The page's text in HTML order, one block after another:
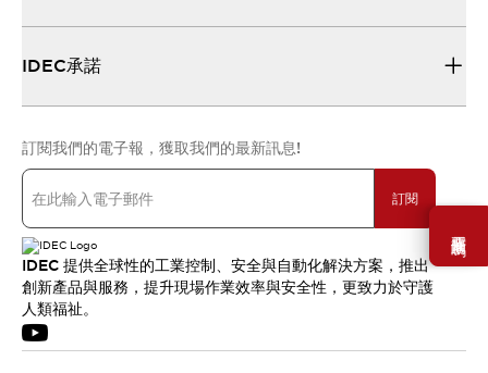
需要幫助嗎？
IDEC承諾
訂閱我們的電子報，獲取我們的最新訊息!
訂閱
IDEC 提供全球性的工業控制、安全與自動化解決方案，推出
創新產品與服務，提升現場作業效率與安全性，更致力於守護
人類福祉。